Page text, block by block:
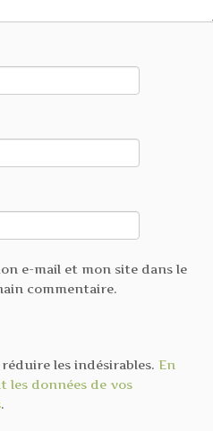
e-mail et mon site dans le
commentaire.
les indésirables. En
les données de vos
.